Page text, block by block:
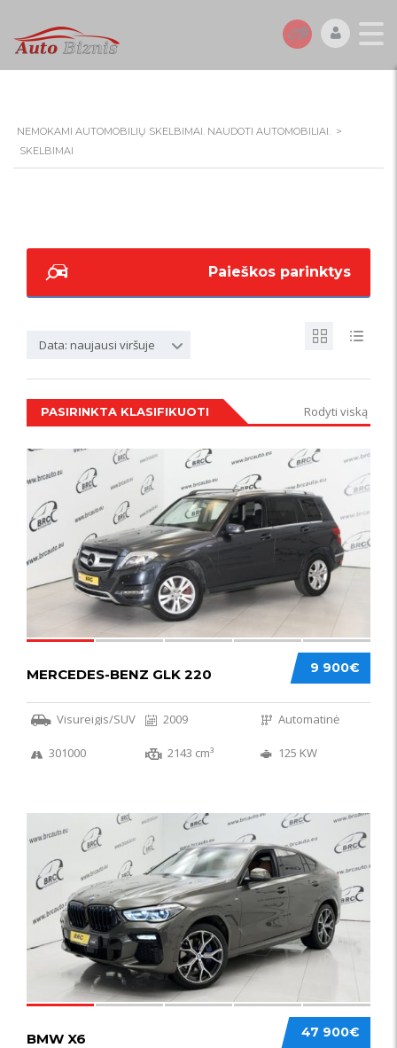
NEMOKAMI AUTOMOBILIŲ SKELBIMAI. NAUDOTI AUTOMOBILIAI. >
SKELBIMAI
Paieškos parinktys
Data: naujausi viršuje
PASIRINKTA KLASIFIKUOTI Rodyti viską
IŠSKIRTINIS
9 900€
MERCEDES-BENZ GLK 220
Visureigis/SUV 2009 Automatinė
301000 2143 cm³ 125 KW
58
47 900€
BMW X6